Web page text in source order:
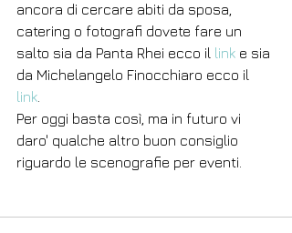
ancora di cercare abiti da sposa,
catering o fotografi dovete fare un
salto sia da Panta Rhei ecco il link e sia
da Michelangelo Finocchiaro ecco il
link
Per oggi basta così, ma in futuro vi
daro' qualche altro buon consiglio
riguardo le scenografie per eventi.